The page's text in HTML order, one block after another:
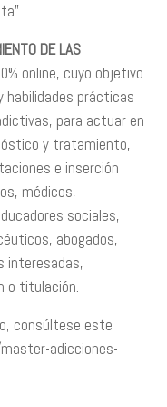
DE LAS
online, cuyo objetivo
prácticas
para actuar en
y tratamiento,
e inserción
médicos,
sociales,
abogados,
interesadas,
o titulación.
consúltese este
adicciones-